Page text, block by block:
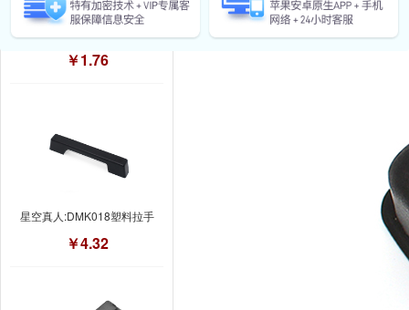
￥1.76
星空真人:DMK018塑料拉手
￥4.32